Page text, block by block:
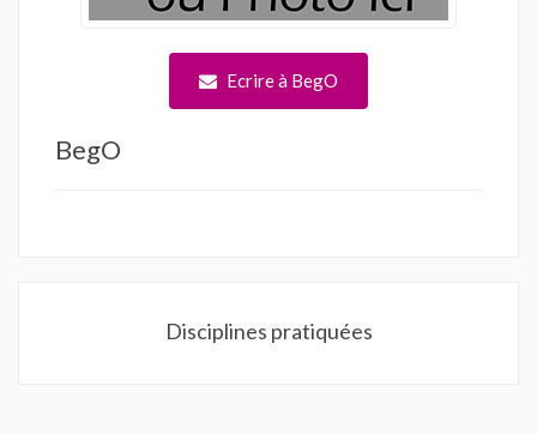
Ecrire à BegO
BegO
Disciplines pratiquées